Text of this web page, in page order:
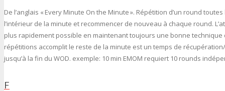
De l’anglais « Every Minute On the Minute ». Répétition d’un round
l’intérieur de la minute et recommencer de nouveau à chaque round.
plus rapidement possible en maintenant toujours une bonne
répétitions accomplit le reste de la minute est un temps de
jusqu’à la fin du WOD. exemple: 10 min EMOM requiert 10 rounds
F